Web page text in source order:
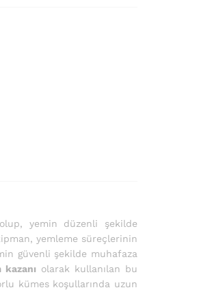
yemin düzenli şekilde
yemleme süreçlerinin
güvenli şekilde muhafaza
olarak kullanılan bu
kümes koşullarında uzun